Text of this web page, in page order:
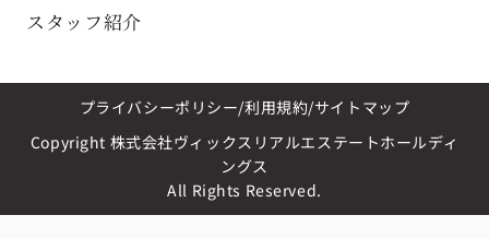
スタッフ紹介
プライバシーポリシー 利用規約 サイトマップ
Copyright 株式会社ヴィックスリアルエステートホールディ
ングス
All Rights Reserved.